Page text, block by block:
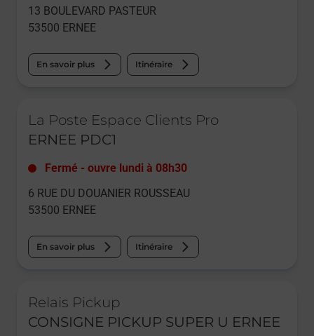
13 BOULEVARD PASTEUR
53500 ERNEE
En savoir plus Itinéraire
La Poste Espace Clients Pro
ERNEE PDC1
Fermé - ouvre lundi à 08h30
6 RUE DU DOUANIER ROUSSEAU
53500 ERNEE
En savoir plus Itinéraire
Relais Pickup
CONSIGNE PICKUP SUPER U ERNEE